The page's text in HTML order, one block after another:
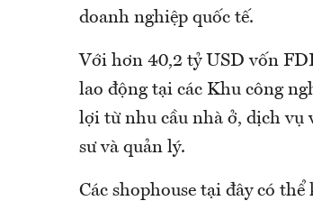
doanh nghiệp quốc tế.
Với hơn 40,2 tỷ USD vốn
lao động tại các Khu công
lợi từ nhu cầu nhà ở, dịch vụ
sư và quản lý.
Các shophouse tại đây có